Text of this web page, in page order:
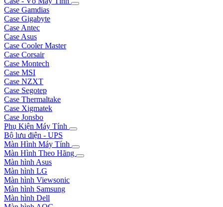
Case Gamdias
Case Gigabyte
Case Antec
Case Asus
Case Cooler Master
Case Corsair
Case Montech
Case MSI
Case NZXT
Case Segotep
Case Thermaltake
Case Xigmatek
Case Jonsbo
Phụ Kiện Máy Tính
Bộ lưu điện - UPS
Màn Hình Máy Tính
Màn Hình Theo Hãng
Màn hình Asus
Màn hình LG
Màn hình Viewsonic
Màn hình Samsung
Màn hình Dell